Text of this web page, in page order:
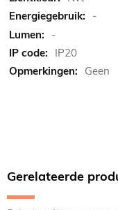
-
-
IP20
Geen
Gerelateerde